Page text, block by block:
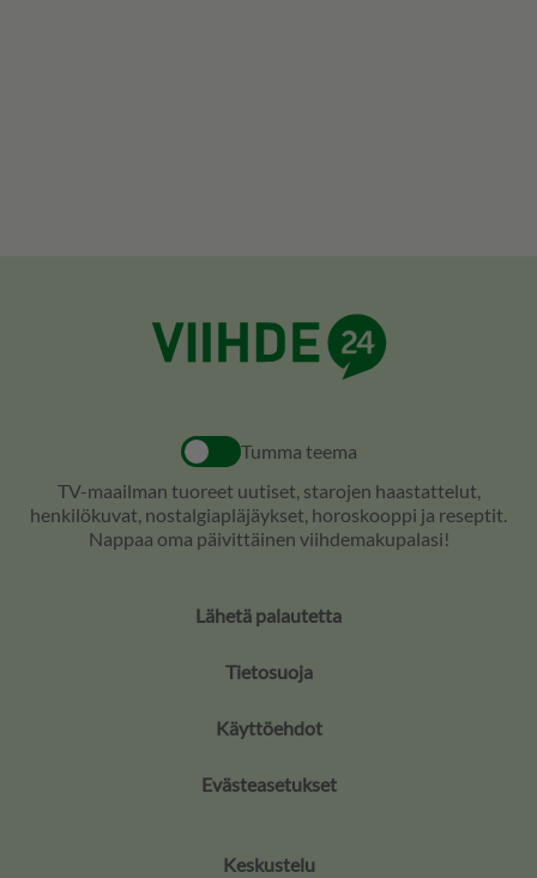
Tumma teema
TV-maailman tuoreet uutiset, starojen haastattelut,
henkilökuvat, nostalgiapläjäykset, horoskooppi ja reseptit.
Nappaa oma päivittäinen viihdemakupalasi!
Lähetä palautetta
Tietosuoja
Käyttöehdot
Evästeasetukset
Keskustelu